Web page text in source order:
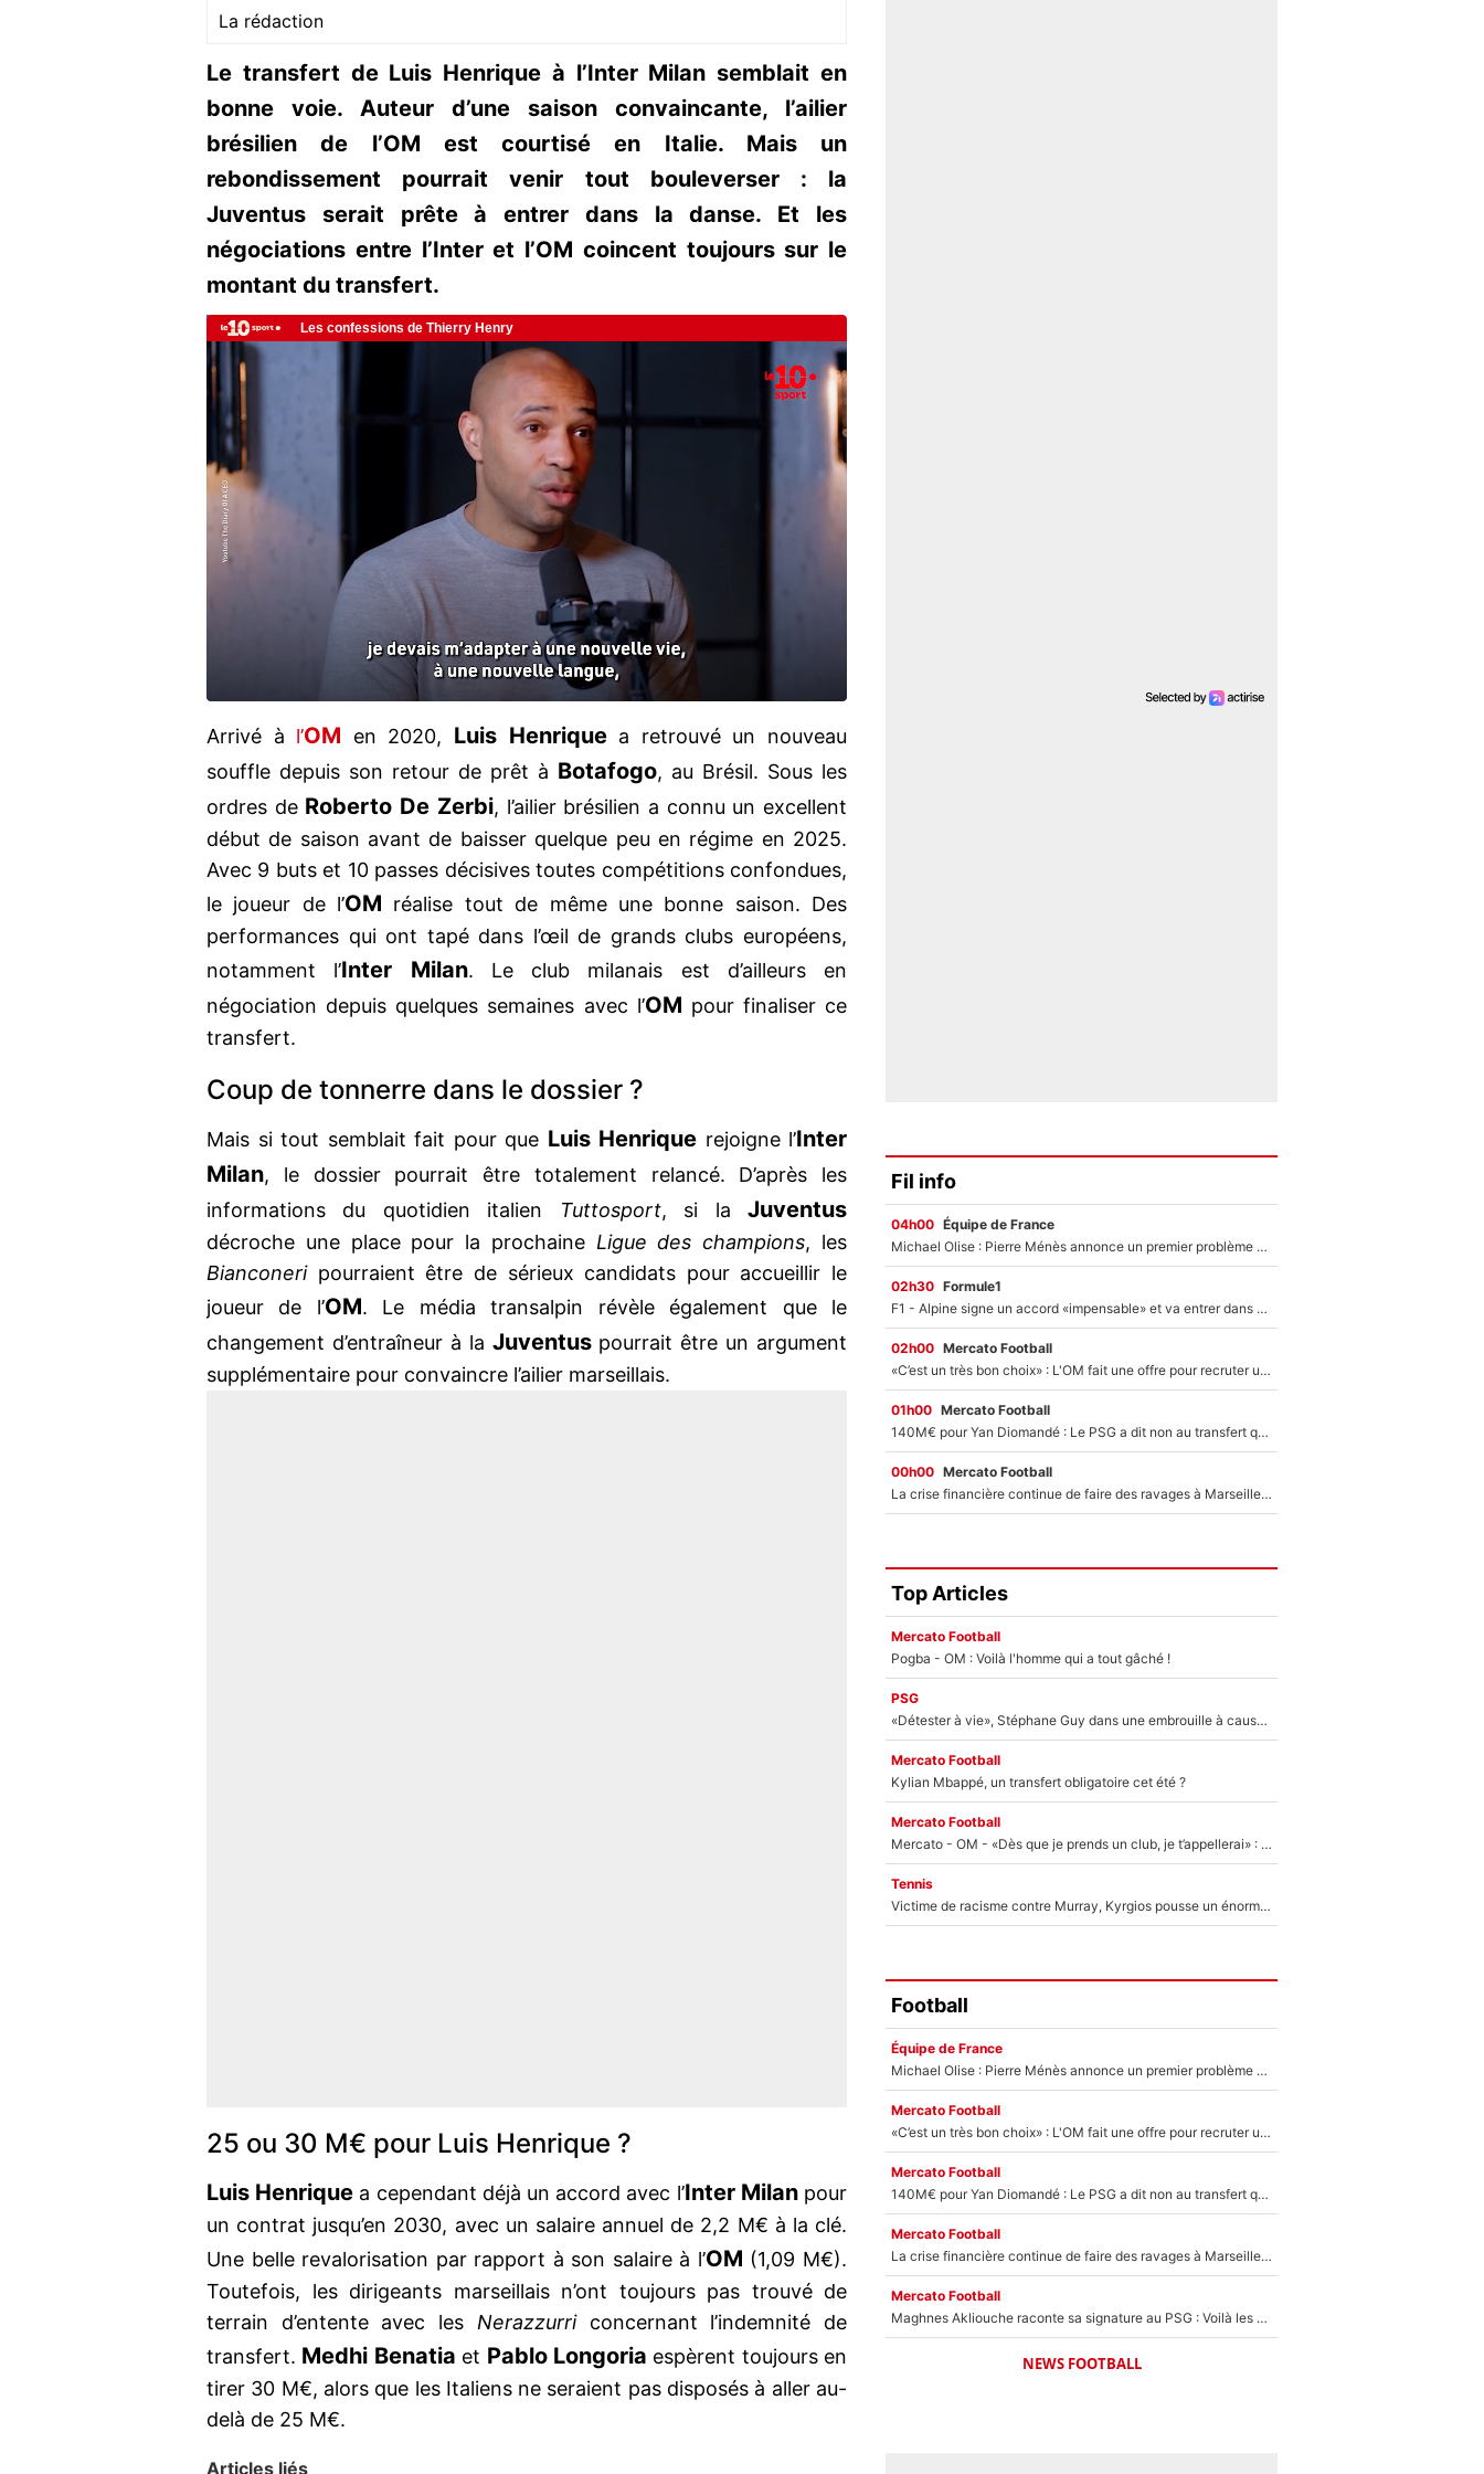
La rédaction
Le transfert de Luis Henrique à l’Inter Milan semblait en
bonne voie. Auteur d’une saison convaincante, l’ailier
brésilien de l’OM est courtisé en Italie. Mais un
rebondissement pourrait venir tout bouleverser : la
Juventus serait prête à entrer dans la danse. Et les
négociations entre l’Inter et l’OM coincent toujours sur le
montant du transfert.
Arrivé à l’OM en 2020, Luis Henriquea retrouvé un nouveau
souffle depuis son retour de prêt à Botafogo, au Brésil. Sous les
ordres de Roberto De Zerbi, l’ailier brésilien a connu un excellent
début de saison avant de baisser quelque peu en régime en 2025.
Avec 9 buts et 10 passes décisives toutes compétitions confondues,
le joueur de l’OM réalise tout de même une bonne saison. Des
performances qui ont tapé dans l’œil de grands clubs européens,
notamment l’Inter Milan. Le club milanais est d’ailleurs en
négociation depuis quelques semaines avec l’OM pour finaliser ce
transfert.
Coup de tonnerre dans le dossier ?
Mais si tout semblait fait pour que Luis Henrique rejoigne l’Inter
Milan, le dossier pourrait être totalement relancé. D’après les
informations du quotidien italien
Tuttosport, si laJuventus
décroche une place pour la prochaine Ligue des champions, les
Bianconeripourraient être de sérieux candidats pour accueillir le
joueur de l’OM. Le média transalpin révèle également que le
changement d’entraîneur à la Juventuspourrait être un argument
supplémentaire pour convaincre l’ailier marseillais.
25 ou 30 M€ pour Luis Henrique ?
Luis Henrique a cependant déjà un accord avec l’Inter Milanpour
un contrat jusqu’en 2030, avec un salaire annuel de 2,2 M€ à la clé.
Une belle revalorisation par rapport à son salaire à l’OM (1,09 M€).
Toutefois, les dirigeants marseillais n’ont toujours pas trouvé de
terrain d’entente avec les Nerazzurriconcernant l’indemnité de
transfert. Medhi Benatia et Pablo Longoria espèrent toujours en
tirer 30 M€, alors que les Italiens ne seraient pas disposés à aller au-
delà de 25 M€.
Articles liés
Fil info
04h00 Équipe de France
Michael Olise : Pierre Ménès annonce un premier problème pour Zinedine Zidane en équipe de France
02h30 Formule1
F1 - Alpine signe un accord «impensable» et va entrer dans une nouvelle dimension : Grande nouvelle pour Pierre Gasly !
02h00 Mercato Football
«C’est un très bon choix» : L'OM fait une offre pour recruter un ancien joueur du PSG... et c'est validé dans l'After Foot !
01h00 Mercato Football
140M€ pour Yan Diomandé : Le PSG a dit non au transfert qui bat tous les records sur le mercato
00h00 Mercato Football
La crise financière continue de faire des ravages à Marseille : L’OM a placé 12 joueurs sur le marché des transferts… et ça pourrait lui rapporter près de 100M€ !
Top Articles
Mercato Football
Pogba - OM : Voilà l'homme qui a tout gâché !
PSG
«Détester à vie», Stéphane Guy dans une embrouille à cause du PSG !
Mercato Football
Kylian Mbappé, un transfert obligatoire cet été ?
Mercato Football
Mercato - OM - «Dès que je prends un club, je t’appellerai» : La promesse de Marcelino au moment de claquer la porte
Tennis
Victime de racisme contre Murray, Kyrgios pousse un énorme coup de gueule !
Football
Équipe de France
Michael Olise : Pierre Ménès annonce un premier problème pour Zinedine Zidane en équipe de France
Mercato Football
«C’est un très bon choix» : L'OM fait une offre pour recruter un ancien joueur du PSG... et c'est validé dans l'After Foot !
Mercato Football
140M€ pour Yan Diomandé : Le PSG a dit non au transfert qui bat tous les records sur le mercato
Mercato Football
La crise financière continue de faire des ravages à Marseille : L’OM a placé 12 joueurs sur le marché des transferts… et ça pourrait lui rapporter près de 100M€ !
Mercato Football
Maghnes Akliouche raconte sa signature au PSG : Voilà les coulisses de son transfert de rêve à 50M€
NEWS FOOTBALL